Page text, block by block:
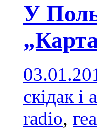
У
скідак
radio,